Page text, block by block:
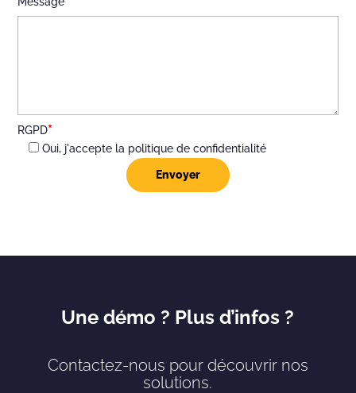
RGPD*
Oui, j'accepte la politique de confidentialité
Une démo ? Plus d’infos ?
Contactez-nous pour découvrir nos
solutions.